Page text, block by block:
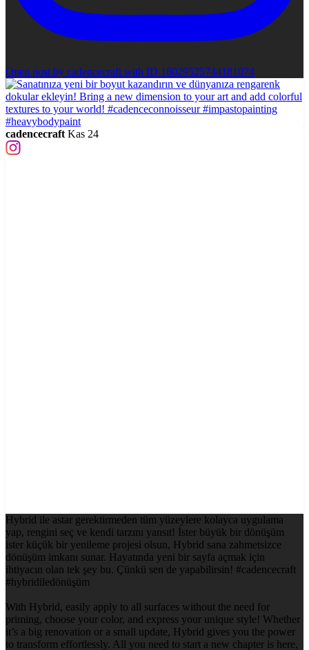
Open post by cadencecraft with ID 18029525744181074
cadencecraft Kas 24
Hybrid ile astar gerektirmeden tüm yüzeylere kolayca uygulama
yap, rengini seç ve kendi tarzını yansıt! İster büyük bir dönüşüm
ister küçük bir yenileme projesi olsun, Hybrid sana zahmetsizce
dönüşüm imkanı sunar. Hayatında yeni bir sayfa açmak için
ihtiyacın olan tek şey bu. Çünkü sen de yapabilirsin! #cadencecraft
#hybridiledönüşüm
With Hybrid, easily apply to all surfaces without the need for
priming, choose your color, and express your unique style! Whether
it’s a big renovation or a small update, Hybrid gives you the power
to transform effortlessly. All you need to start a new chapter is here,